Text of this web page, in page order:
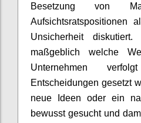
Besetzung von
Aufsichtsratspositionen
Unsicherheit
maßgeblich welche
Unternehmen
Entscheidungen gesetzt
neue Ideen oder ein
bewusst gesucht und